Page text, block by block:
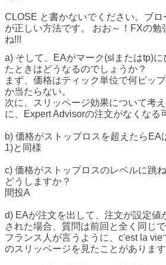
CLOSE と書かないでください。ブ
が正しい方法です。 おお～！FXの勉
ね!!!
a) そして、EAがマーク(slまたはtp)
たときはどうなるのでしょうか？
まず、価格はティック単位で何ピッ
か当たらない。
次に、スリッページ効果について考
に、Expert Advisorの注文がなくなる
b) 価格がストップロスを超えたらEA
1)と同様
c) 価格がストップロスのレベルに跳
どうしますか？
間投A
d) EAが注文を出して、注文が設定値
された場合、質問は前回と全く同じで
フランス人が言うように、c'est la
のスリッページを見たことがあります